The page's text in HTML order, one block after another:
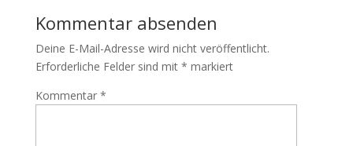
Kommentar absenden
Deine E-Mail-Adresse wird nicht veröffentlicht.
Erforderliche Felder sind mit * markiert
Kommentar *